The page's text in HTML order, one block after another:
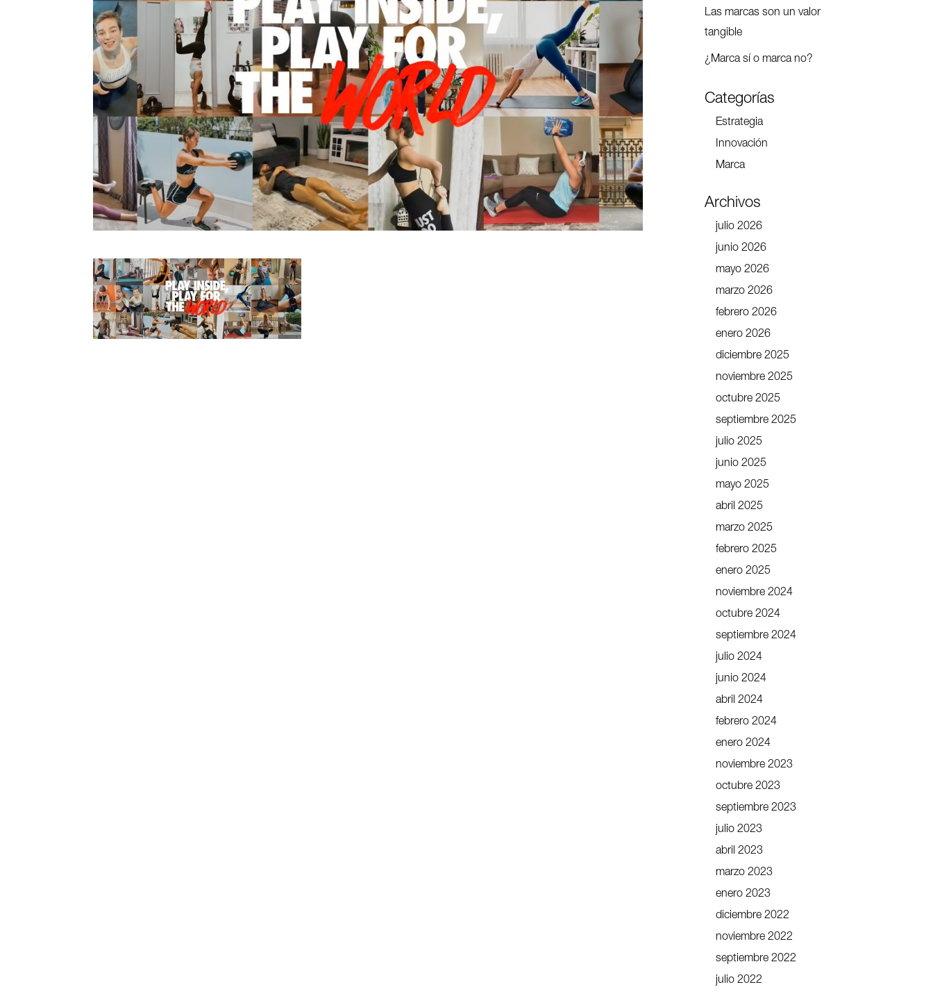
Las marcas son un valor
tangible
¿Marca sí o marca no?
Categorías
Estrategia
Innovación
Marca
Archivos
julio 2026
junio 2026
mayo 2026
marzo 2026
febrero 2026
enero 2026
diciembre 2025
noviembre 2025
octubre 2025
septiembre 2025
julio 2025
junio 2025
mayo 2025
abril 2025
marzo 2025
febrero 2025
enero 2025
noviembre 2024
octubre 2024
septiembre 2024
julio 2024
junio 2024
abril 2024
febrero 2024
enero 2024
noviembre 2023
octubre 2023
septiembre 2023
julio 2023
abril 2023
marzo 2023
enero 2023
diciembre 2022
noviembre 2022
septiembre 2022
julio 2022